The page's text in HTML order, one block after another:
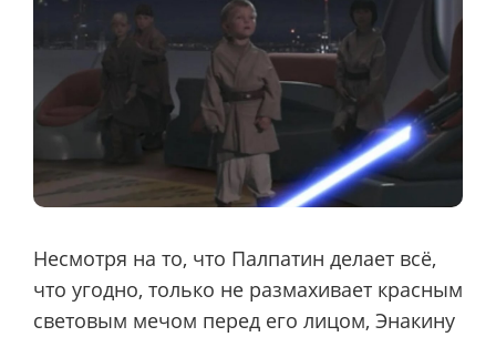
Несмотря на то, что Палпатин делает всё,
что угодно, только не размахивает красным
световым мечом перед его лицом, Энакину